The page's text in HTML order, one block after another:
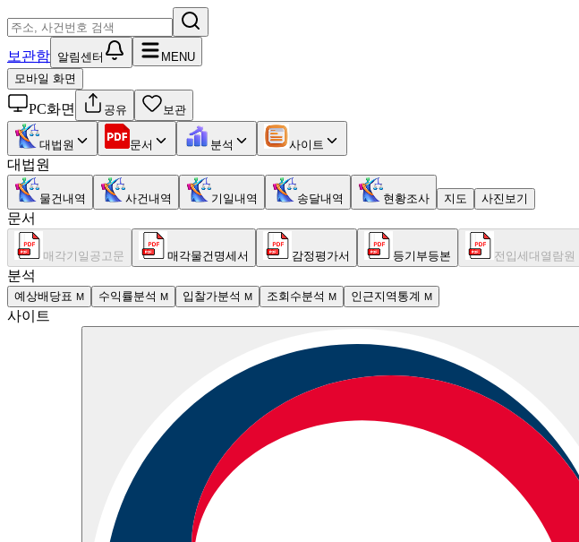
보관함 알림센터
MENU
모바일 화면
PC화면 공유 보관
대법원 문서 분석 사이트
대법원
물건내역 사건내역 기일내역 송달내역 현황조사 지도 사진보기
문서
매각기일공고문 매각물건명세서 감정평가서 등기부등본 전입세대열람원
분석
예상배당표 M 수익률분석 M 입찰가분석 M 조회수분석 M 인근지역통계 M
사이트